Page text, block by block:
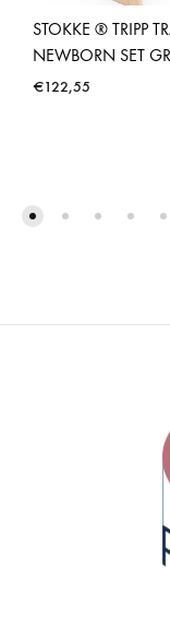
STOKKE ® TRIPP
NEWBORN SET
€122,55